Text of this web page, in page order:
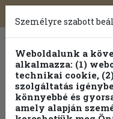
Toggle
navigation
Válogasson több
Személyre szabott
Weboldalunk a
alkalmazza: (1)
technikai cookie,
szolgáltatás
könnyebbé és
amely alapján